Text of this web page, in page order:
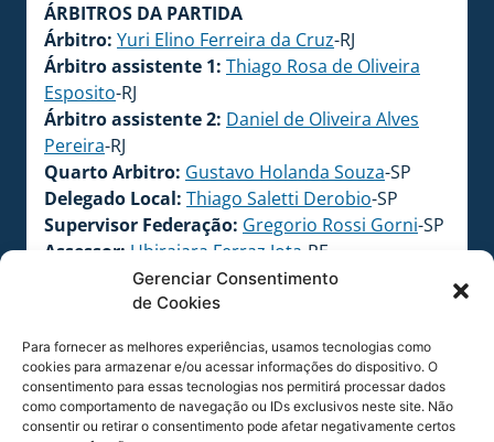
Gerenciar Consentimento
de Cookies
Para fornecer as melhores experiências, usamos tecnologias como
cookies para armazenar e/ou acessar informações do dispositivo. O
consentimento para essas tecnologias nos permitirá processar dados
como comportamento de navegação ou IDs exclusivos neste site. Não
consentir ou retirar o consentimento pode afetar negativamente certos
ÁRBITROS DA PARTIDA
Árbitro: Yuri Elino Ferreira da Cruz-RJ
Árbitro assistente 1: Thiago Rosa de Oliveira
Esposito-RJ
Árbitro assistente 2: Daniel de Oliveira Alves
Pereira-RJ
Quarto Arbitro: Gustavo Holanda Souza-SP
Delegado Local: Thiago Saletti Derobio-SP
Supervisor Federação: Gregorio Rossi Gorni-SP
Assessor: Ubirajara Ferraz Jota -PE
Rodrigo Carvalhaes de Miranda
Michael Correia
SP
Quality manager:Paulo Ricardo Alves de
Oliveira-SP